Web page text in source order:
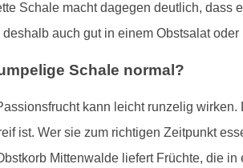
Schale macht dagegen deutlich, dass
auch gut in einem Obstsalat oder
Schale normal?
kann leicht runzelig
ist. Wer sie zum richtigen Zeitpunkt
Mittenwalde liefert Früchte, die